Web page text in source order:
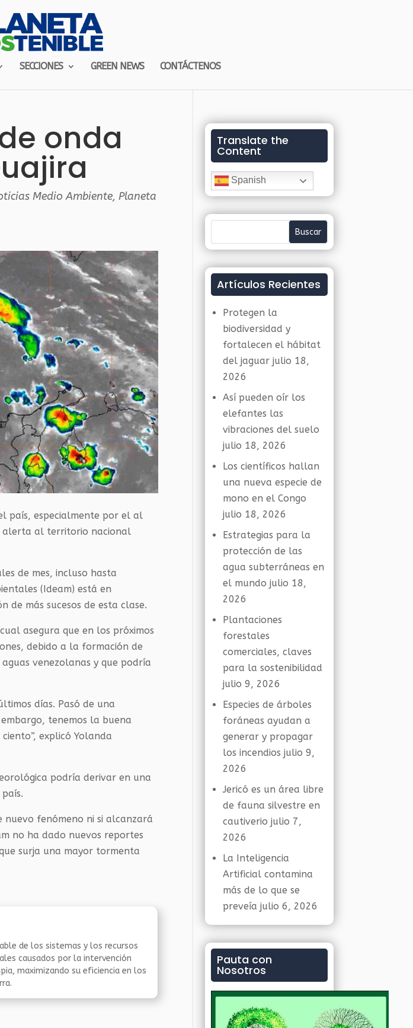
SECCIONES GREEN NEWS CONTÁCTENOS
onda
Medio Ambiente, Planeta
país, especialmente por el al
alerta al territorio nacional
de mes, incluso hasta
(Ideam) está en
más sucesos de esta clase.
asegura que en los próximos
debido a la formación de
venezolanas y que podría
días. Pasó de una
tenemos la buena
explicó Yolanda
podría derivar en una
fenómeno ni si alcanzará
no ha dado nuevos reportes
surja una mayor tormenta
de los sistemas y los recursos
causados por la intervención
maximizando su eficiencia en los
Translate the
Content
Spanish
Artículos Recientes
Protegen la
biodiversidad y
fortalecen el hábitat
del jaguar julio 18,
2026
Así pueden oír los
elefantes las
vibraciones del suelo
julio 18, 2026
Los científicos hallan
una nueva especie de
mono en el Congo
julio 18, 2026
Estrategias para la
protección de las
agua subterráneas en
el mundo julio 18,
2026
Plantaciones
forestales
comerciales, claves
para la sostenibilidad
julio 9, 2026
Especies de árboles
foráneas ayudan a
generar y propagar
los incendios julio 9,
2026
Jericó es un área libre
de fauna silvestre en
cautiverio julio 7,
2026
La Inteligencia
Artificial contamina
más de lo que se
preveía julio 6, 2026
Pauta con
Nosotros